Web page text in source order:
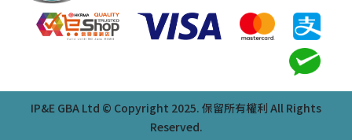
IP&E GBA Ltd © Copyright 2025. 保留所有權利 All Rights
Reserved.